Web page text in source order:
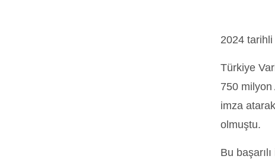
2024
Türkiye
750 milyon
imza
olmuştu.
Bu